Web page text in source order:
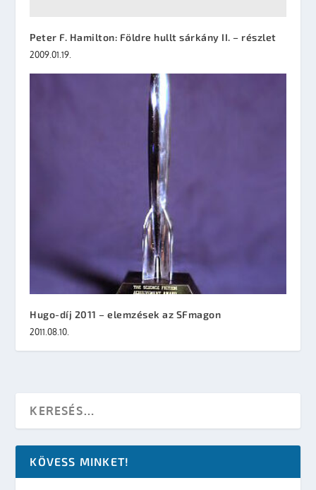
Peter F. Hamilton: Földre hullt sárkány II. – részlet
2009.01.19.
Hugo-díj 2011 – elemzések az SFmagon
2011.08.10.
KÖVESS MINKET!